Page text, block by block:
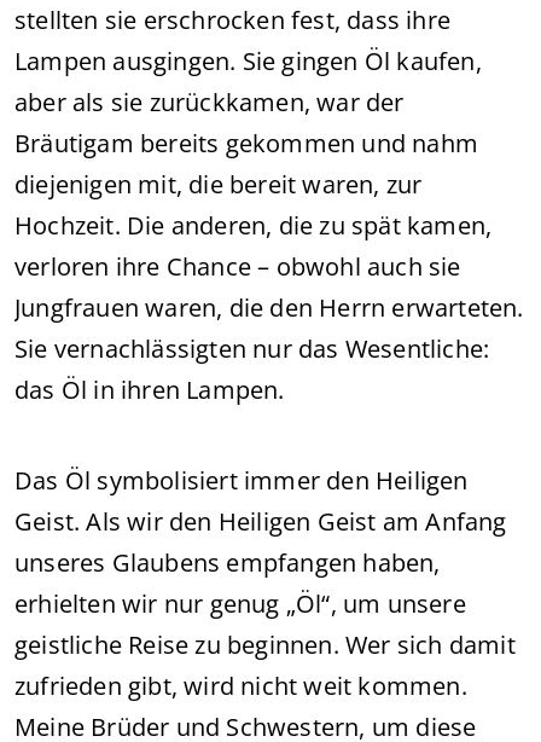
stellten sie erschrocken fest, dass ihre
Lampen ausgingen. Sie gingen Öl kaufen,
aber als sie zurückkamen, war der
Bräutigam bereits gekommen und nahm
diejenigen mit, die bereit waren, zur
Hochzeit. Die anderen, die zu spät kamen,
verloren ihre Chance – obwohl auch sie
Jungfrauen waren, die den Herrn erwarteten.
Sie vernachlässigten nur das Wesentliche:
das Öl in ihren Lampen.
Das Öl symbolisiert immer den Heiligen
Geist. Als wir den Heiligen Geist am Anfang
unseres Glaubens empfangen haben,
erhielten wir nur genug „Öl“, um unsere
geistliche Reise zu beginnen. Wer sich damit
zufrieden gibt, wird nicht weit kommen.
Meine Brüder und Schwestern, um diese